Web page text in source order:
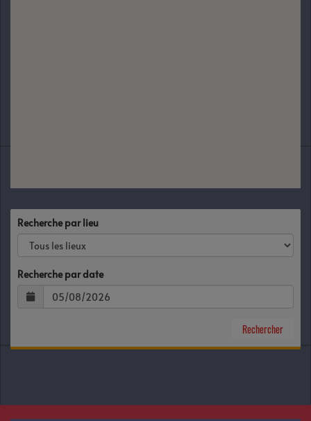
Recherche par lieu
Recherche par date